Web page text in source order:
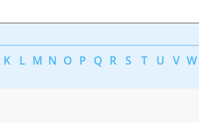
K L M N O P Q R S T U V W